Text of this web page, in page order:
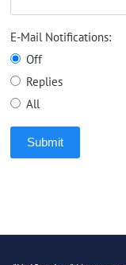
E-Mail Notifications:
Off
Replies
All
Submit